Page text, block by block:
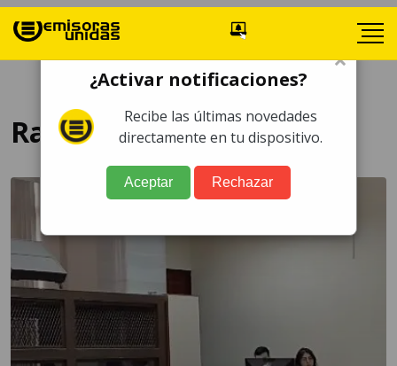
Rafael Cetina
×
¿Activar notificaciones?
Recibe las últimas novedades
directamente en tu dispositivo.
Aceptar Rechazar